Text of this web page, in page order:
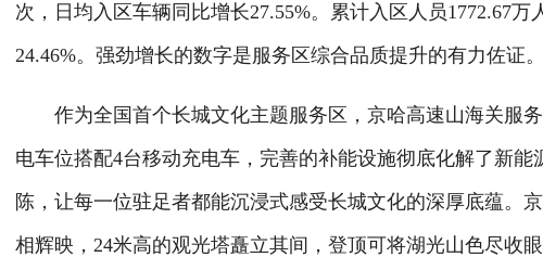
次，日均入区车辆同比增长27.55%。累计入区人员1772.67
24.46%。强劲增长的数字是服务区综合品质提升的有力佐证。
作为全国首个长城文化主题服务区，京哈高速山海关服
电车位搭配4台移动充电车，完善的补能设施彻底化解了新
陈，让每一位驻足者都能沉浸式感受长城文化的深厚底蕴。
相辉映，24米高的观光塔矗立其间，登顶可将湖光山色尽收